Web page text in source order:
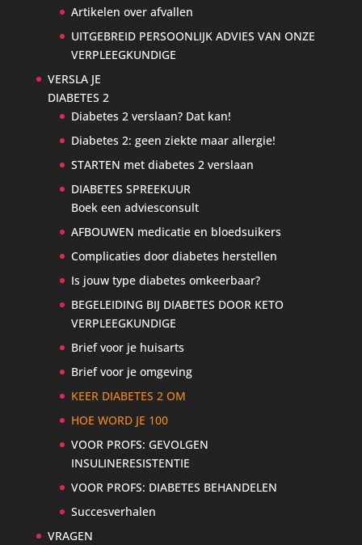
Artikelen over afvallen
UITGEBREID PERSOONLIJK ADVIES VAN ONZE
VERPLEEGKUNDIGE
VERSLA JE
DIABETES 2
Diabetes 2 verslaan? Dat kan!
Diabetes 2: geen ziekte maar allergie!
STARTEN met diabetes 2 verslaan
DIABETES SPREEKUUR
Boek een adviesconsult
AFBOUWEN medicatie en bloedsuikers
Complicaties door diabetes herstellen
Is jouw type diabetes omkeerbaar?
BEGELEIDING BIJ DIABETES DOOR KETO
VERPLEEGKUNDIGE
Brief voor je huisarts
Brief voor je omgeving
KEER DIABETES 2 OM
HOE WORD JE 100
VOOR PROFS: GEVOLGEN
INSULINERESISTENTIE
VOOR PROFS: DIABETES BEHANDELEN
Succesverhalen
VRAGEN